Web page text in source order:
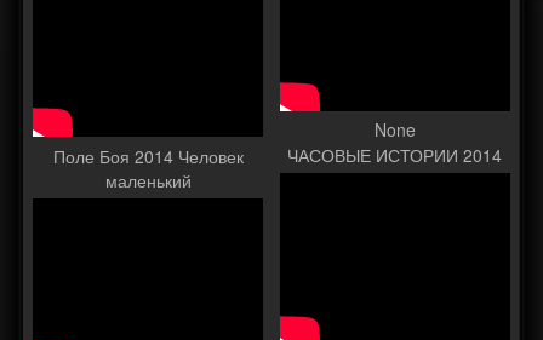
None
Поле Боя 2014 Человек
маленький
ЧАСОВЫЕ ИСТОРИИ 2014